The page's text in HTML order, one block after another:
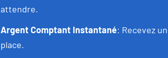
attendre.
Argent Comptant Instantané: Recevez
place.